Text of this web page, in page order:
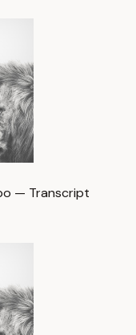
— Transcript